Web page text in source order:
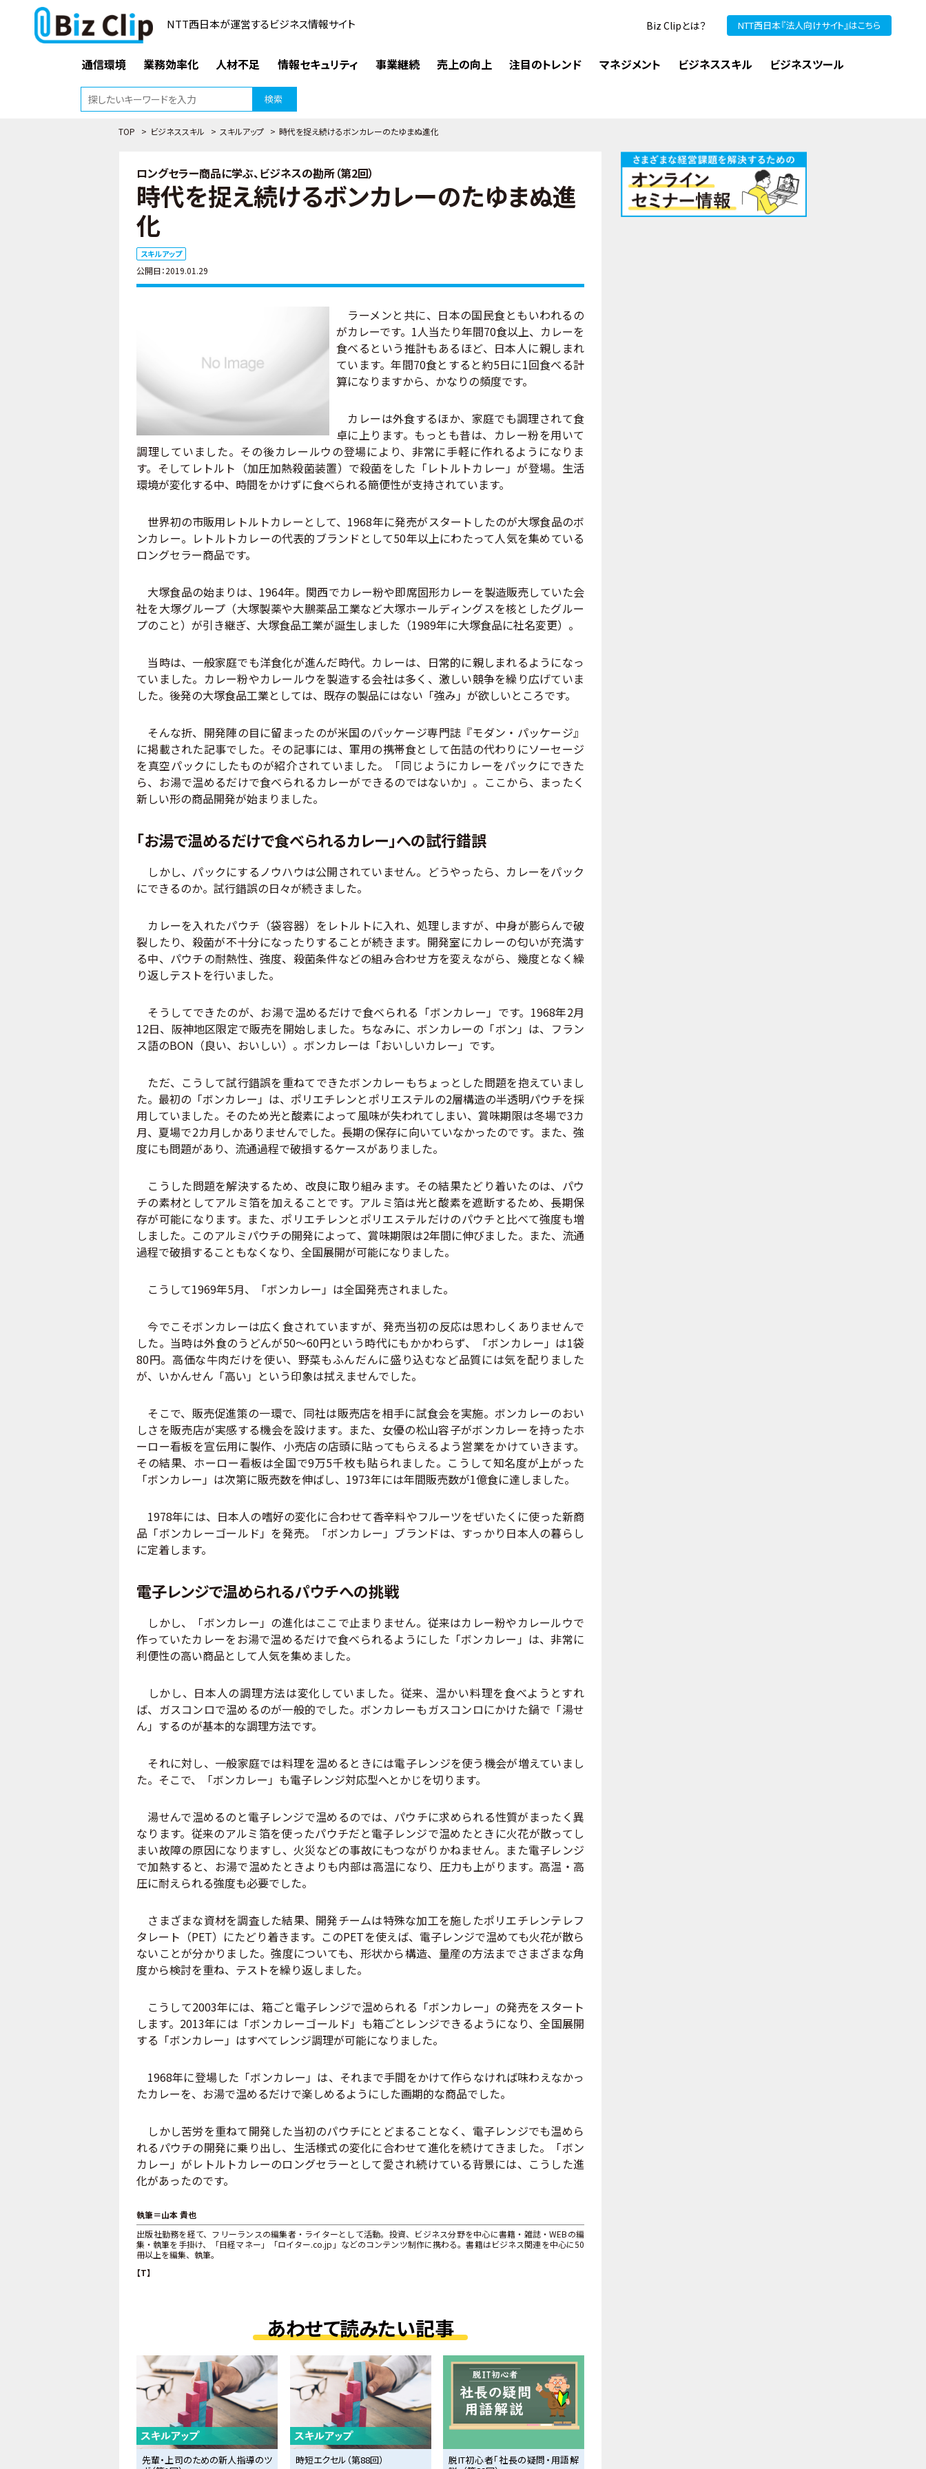
NTT西日本が運営するビジネス情報サイト Biz Clipとは？ NTT西日本『法人向けサイト』はこちら
通信環境 業務効率化 人材不足 情報セキュリティ 事業継続 売上の向上 注目のトレンド マネジメント ビジネススキル ビジネスツール
検索
TOP > ビジネススキル > スキルアップ > 時代を捉え続けるボンカレーのたゆまぬ進化
ロングセラー商品に学ぶ、ビジネスの勘所（第2回）
時代を捉え続けるボンカレーのたゆまぬ進
化
スキルアップ
公開日：2019.01.29
ラーメンと共に、日本の国民食ともいわれるの
がカレーです。1人当たり年間70食以上、カレーを
食べるという推計もあるほど、日本人に親しまれ
ています。年間70食とすると約5日に1回食べる計
算になりますから、かなりの頻度です。
カレーは外食するほか、家庭でも調理されて食
卓に上ります。もっとも昔は、カレー粉を用いて
調理していました。その後カレールウの登場により、非常に手軽に作れるようになりま
す。そしてレトルト（加圧加熱殺菌装置）で殺菌をした「レトルトカレー」が登場。生活
環境が変化する中、時間をかけずに食べられる簡便性が支持されています。
世界初の市販用レトルトカレーとして、1968年に発売がスタートしたのが大塚食品のボ
ンカレー。レトルトカレーの代表的ブランドとして50年以上にわたって人気を集めている
ロングセラー商品です。
大塚食品の始まりは、1964年。関西でカレー粉や即席固形カレーを製造販売していた会
社を大塚グループ（大塚製薬や大鵬薬品工業など大塚ホールディングスを核としたグルー
プのこと）が引き継ぎ、大塚食品工業が誕生しました（1989年に大塚食品に社名変更）。
当時は、一般家庭でも洋食化が進んだ時代。カレーは、日常的に親しまれるようになっ
ていました。カレー粉やカレールウを製造する会社は多く、激しい競争を繰り広げていま
した。後発の大塚食品工業としては、既存の製品にはない「強み」が欲しいところです。
そんな折、開発陣の目に留まったのが米国のパッケージ専門誌『モダン・パッケージ』
に掲載された記事でした。その記事には、軍用の携帯食として缶詰の代わりにソーセージ
を真空パックにしたものが紹介されていました。「同じようにカレーをパックにできた
ら、お湯で温めるだけで食べられるカレーができるのではないか」。ここから、まったく
新しい形の商品開発が始まりました。
「お湯で温めるだけで食べられるカレー」への試行錯誤
しかし、パックにするノウハウは公開されていません。どうやったら、カレーをパック
にできるのか。試行錯誤の日々が続きました。
カレーを入れたパウチ（袋容器）をレトルトに入れ、処理しますが、中身が膨らんで破
裂したり、殺菌が不十分になったりすることが続きます。開発室にカレーの匂いが充満す
る中、パウチの耐熱性、強度、殺菌条件などの組み合わせ方を変えながら、幾度となく繰
り返しテストを行いました。
そうしてできたのが、お湯で温めるだけで食べられる「ボンカレー」です。1968年2月
12日、阪神地区限定で販売を開始しました。ちなみに、ボンカレーの「ボン」は、フラン
ス語のBON（良い、おいしい）。ボンカレーは「おいしいカレー」です。
ただ、こうして試行錯誤を重ねてできたボンカレーもちょっとした問題を抱えていまし
た。最初の「ボンカレー」は、ポリエチレンとポリエステルの2層構造の半透明パウチを採
用していました。そのため光と酸素によって風味が失われてしまい、賞味期限は冬場で3カ
月、夏場で2カ月しかありませんでした。長期の保存に向いていなかったのです。また、強
度にも問題があり、流通過程で破損するケースがありました。
こうした問題を解決するため、改良に取り組みます。その結果たどり着いたのは、パウ
チの素材としてアルミ箔を加えることです。アルミ箔は光と酸素を遮断するため、長期保
存が可能になります。また、ポリエチレンとポリエステルだけのパウチと比べて強度も増
しました。このアルミパウチの開発によって、賞味期限は2年間に伸びました。また、流通
過程で破損することもなくなり、全国展開が可能になりました。
こうして1969年5月、「ボンカレー」は全国発売されました。
今でこそボンカレーは広く食されていますが、発売当初の反応は思わしくありませんで
した。当時は外食のうどんが50～60円という時代にもかかわらず、「ボンカレー」は1袋
80円。高価な牛肉だけを使い、野菜もふんだんに盛り込むなど品質には気を配りました
が、いかんせん「高い」という印象は拭えませんでした。
そこで、販売促進策の一環で、同社は販売店を相手に試食会を実施。ボンカレーのおい
しさを販売店が実感する機会を設けます。また、女優の松山容子がボンカレーを持ったホ
ーロー看板を宣伝用に製作、小売店の店頭に貼ってもらえるよう営業をかけていきます。
その結果、ホーロー看板は全国で9万5千枚も貼られました。こうして知名度が上がった
「ボンカレー」は次第に販売数を伸ばし、1973年には年間販売数が1億食に達しました。
1978年には、日本人の嗜好の変化に合わせて香辛料やフルーツをぜいたくに使った新商
品「ボンカレーゴールド」を発売。「ボンカレー」ブランドは、すっかり日本人の暮らし
に定着します。
電子レンジで温められるパウチへの挑戦
しかし、「ボンカレー」の進化はここで止まりません。従来はカレー粉やカレールウで
作っていたカレーをお湯で温めるだけで食べられるようにした「ボンカレー」は、非常に
利便性の高い商品として人気を集めました。
しかし、日本人の調理方法は変化していました。従来、温かい料理を食べようとすれ
ば、ガスコンロで温めるのが一般的でした。ボンカレーもガスコンロにかけた鍋で「湯せ
ん」するのが基本的な調理方法です。
それに対し、一般家庭では料理を温めるときには電子レンジを使う機会が増えていまし
た。そこで、「ボンカレー」も電子レンジ対応型へとかじを切ります。
湯せんで温めるのと電子レンジで温めるのでは、パウチに求められる性質がまったく異
なります。従来のアルミ箔を使ったパウチだと電子レンジで温めたときに火花が散ってし
まい故障の原因になりますし、火災などの事故にもつながりかねません。また電子レンジ
で加熱すると、お湯で温めたときよりも内部は高温になり、圧力も上がります。高温・高
圧に耐えられる強度も必要でした。
さまざまな資材を調査した結果、開発チームは特殊な加工を施したポリエチレンテレフ
タレート（PET）にたどり着きます。このPETを使えば、電子レンジで温めても火花が散ら
ないことが分かりました。強度についても、形状から構造、量産の方法までさまざまな角
度から検討を重ね、テストを繰り返しました。
こうして2003年には、箱ごと電子レンジで温められる「ボンカレー」の発売をスタート
します。2013年には「ボンカレーゴールド」も箱ごとレンジできるようになり、全国展開
する「ボンカレー」はすべてレンジ調理が可能になりました。
1968年に登場した「ボンカレー」は、それまで手間をかけて作らなければ味わえなかっ
たカレーを、お湯で温めるだけで楽しめるようにした画期的な商品でした。
しかし苦労を重ねて開発した当初のパウチにとどまることなく、電子レンジでも温めら
れるパウチの開発に乗り出し、生活様式の変化に合わせて進化を続けてきました。「ボン
カレー」がレトルトカレーのロングセラーとして愛され続けている背景には、こうした進
化があったのです。
執筆＝山本 貴也
出版社勤務を経て、フリーランスの編集者・ライターとして活動。投資、ビジネス分野を中心に書籍・雑誌・WEBの編
集・執筆を手掛け、「日経マネー」「ロイター.co.jp」などのコンテンツ制作に携わる。書籍はビジネス関連を中心に50
冊以上を編集、執筆。
【T】
あわせて読みたい記事
先輩・上司のための新人指導のツ
時短エクセル（第88回）
脱IT初心者「社長の疑問・用語解